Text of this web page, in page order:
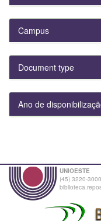
Campus
Document type
Ano de
UNIOESTE
(45) 3220-3000